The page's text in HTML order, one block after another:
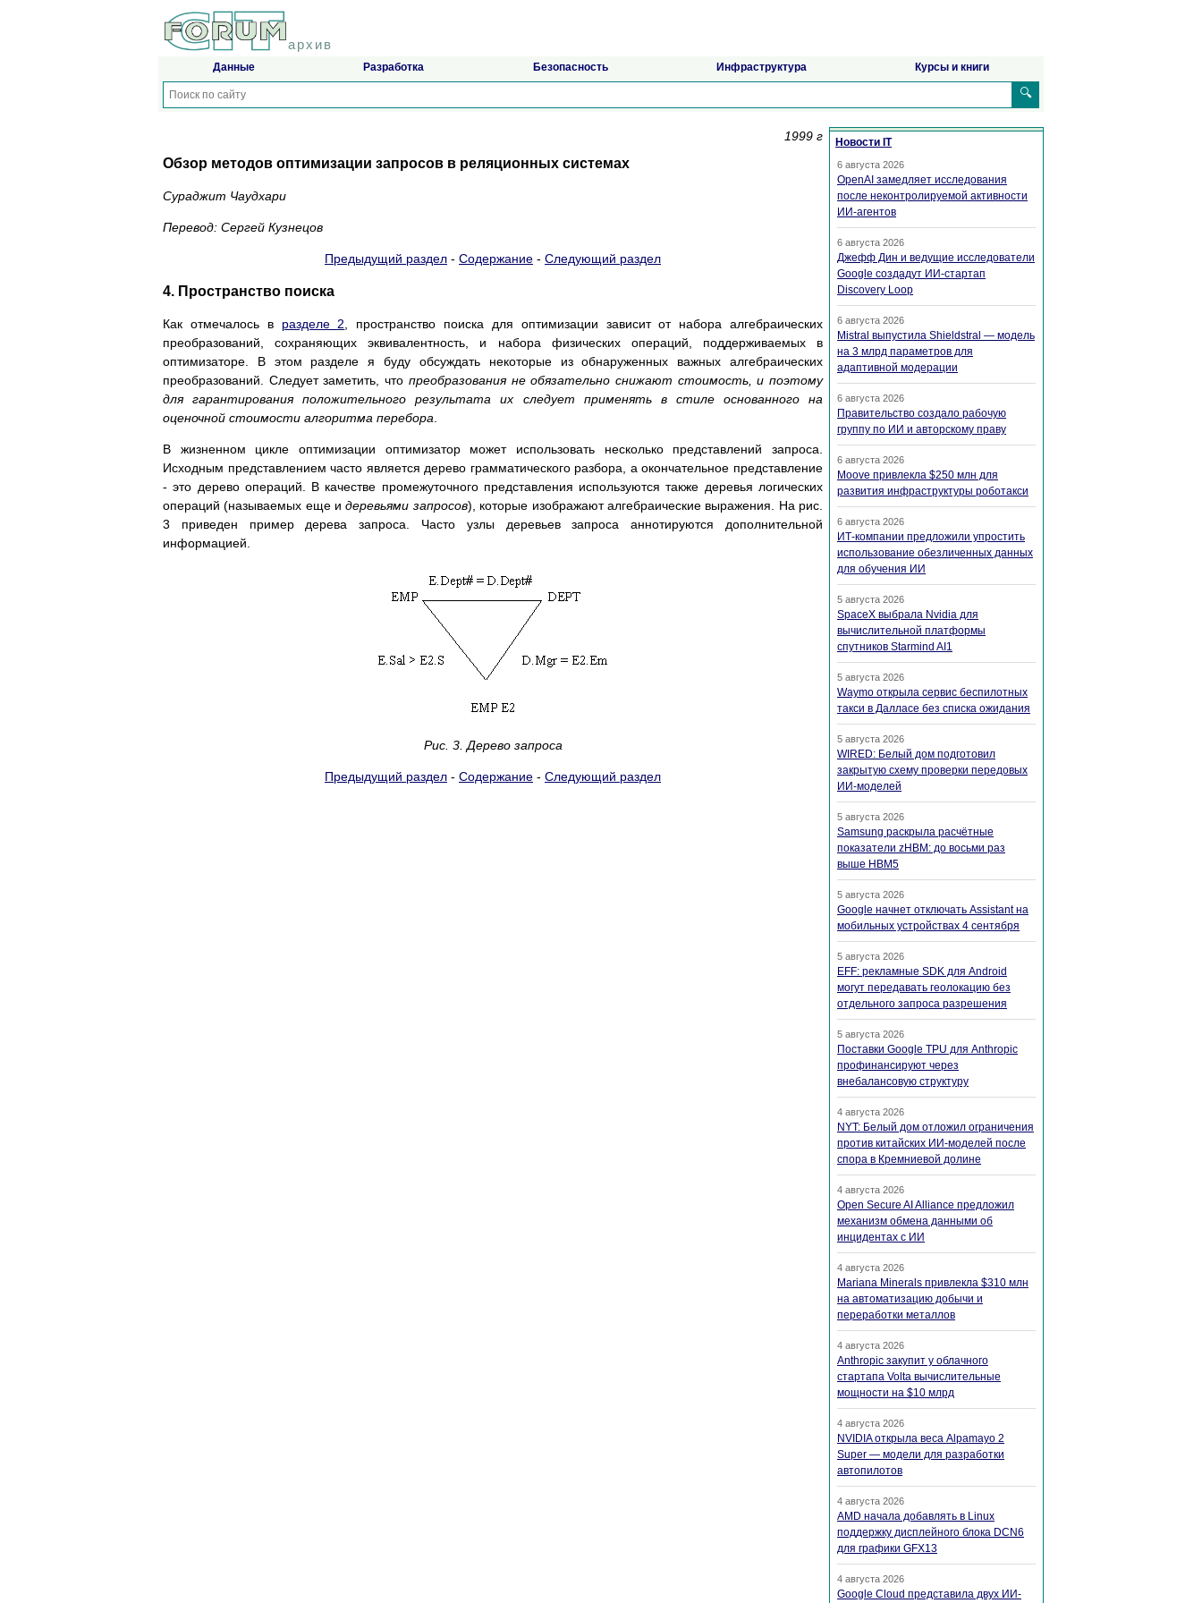
архив
Данные Разработка Безопасность Инфраструктура Курсы и книги
🔍
1999 г
Обзор методов оптимизации запросов в реляционных системах
Сураджит Чаудхари
Перевод: Сергей Кузнецов
Предыдущий раздел - Содержание - Следующий раздел
4. Пространство поиска
Как отмечалось в разделе 2 , пространство поиска для оптимизации зависит от набора алгебраических
преобразований, сохраняющих эквивалентность, и набора физических операций, поддерживаемых в
оптимизаторе. В этом разделе я буду обсуждать некоторые из обнаруженных важных алгебраических
преобразований. Следует заметить, что преобразования не обязательно снижают стоимость, и поэтому
для гарантирования положительного результата их следует применять в стиле основанного на
оценочной стоимости алгоритма перебора
В жизненном цикле оптимизации оптимизатор может использовать несколько представлений запроса.
Исходным представлением часто является дерево грамматического разбора, а окончательное представление
- это дерево операций. В качестве промежуточного представления используются также деревья логических
операций (называемых еще идеревьями запросов), которые изображают алгебраические выражения. На рис.
3 приведен пример дерева запроса. Часто узлы деревьев запроса аннотируются дополнительной
информацией.
Рис. 3. Дерево запроса
Предыдущий раздел - Содержание - Следующий раздел
Новости IT
6 августа 2026
OpenAI замедляет исследования
после неконтролируемой активности
ИИ-агентов
6 августа 2026
Джефф Дин и ведущие исследователи
Google создадут ИИ-стартап
Discovery Loop
6 августа 2026
Mistral выпустила Shieldstral — модель
на 3 млрд параметров для
адаптивной модерации
6 августа 2026
Правительство создало рабочую
группу по ИИ и авторскому праву
6 августа 2026
Moove привлекла $250 млн для
развития инфраструктуры роботакси
6 августа 2026
ИТ-компании предложили упростить
использование обезличенных данных
для обучения ИИ
5 августа 2026
SpaceX выбрала Nvidia для
вычислительной платформы
спутников Starmind AI1
5 августа 2026
Waymo открыла сервис беспилотных
такси в Далласе без списка ожидания
5 августа 2026
WIRED: Белый дом подготовил
закрытую схему проверки передовых
ИИ-моделей
5 августа 2026
Samsung раскрыла расчётные
показатели zHBM: до восьми раз
выше HBM5
5 августа 2026
Google начнет отключать Assistant на
мобильных устройствах 4 сентября
5 августа 2026
EFF: рекламные SDK для Android
могут передавать геолокацию без
отдельного запроса разрешения
5 августа 2026
Поставки Google TPU для Anthropic
профинансируют через
внебалансовую структуру
4 августа 2026
NYT: Белый дом отложил ограничения
против китайских ИИ-моделей после
спора в Кремниевой долине
4 августа 2026
Open Secure AI Alliance предложил
механизм обмена данными об
инцидентах с ИИ
4 августа 2026
Mariana Minerals привлекла $310 млн
на автоматизацию добычи и
переработки металлов
4 августа 2026
Anthropic закупит у облачного
стартапа Volta вычислительные
мощности на $10 млрд
4 августа 2026
NVIDIA открыла веса Alpamayo 2
Super — модели для разработки
автопилотов
4 августа 2026
AMD начала добавлять в Linux
поддержку дисплейного блока DCN6
для графики GFX13
4 августа 2026
Google Cloud представила двух ИИ-